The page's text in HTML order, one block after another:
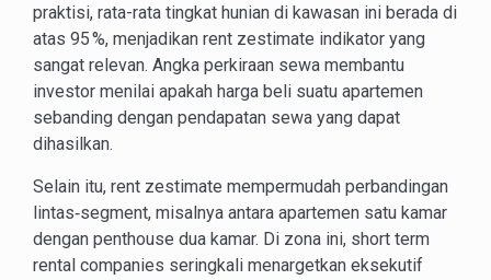
praktisi, rata-rata tingkat hunian di kawasan ini berada di
atas 95 %, menjadikan rent zestimate indikator yang
sangat relevan. Angka perkiraan sewa membantu
investor menilai apakah harga beli suatu apartemen
sebanding dengan pendapatan sewa yang dapat
dihasilkan.
Selain itu, rent zestimate mempermudah perbandingan
lintas‑segment, misalnya antara apartemen satu kamar
dengan penthouse dua kamar. Di zona ini, short term
rental companies seringkali menargetkan eksekutif